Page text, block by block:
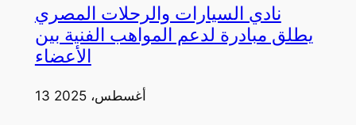
نادي السيارات والرحلات المصري
يطلق مبادرة لدعم المواهب الفنية بين
الأعضاء
13 أغسطس، 2025